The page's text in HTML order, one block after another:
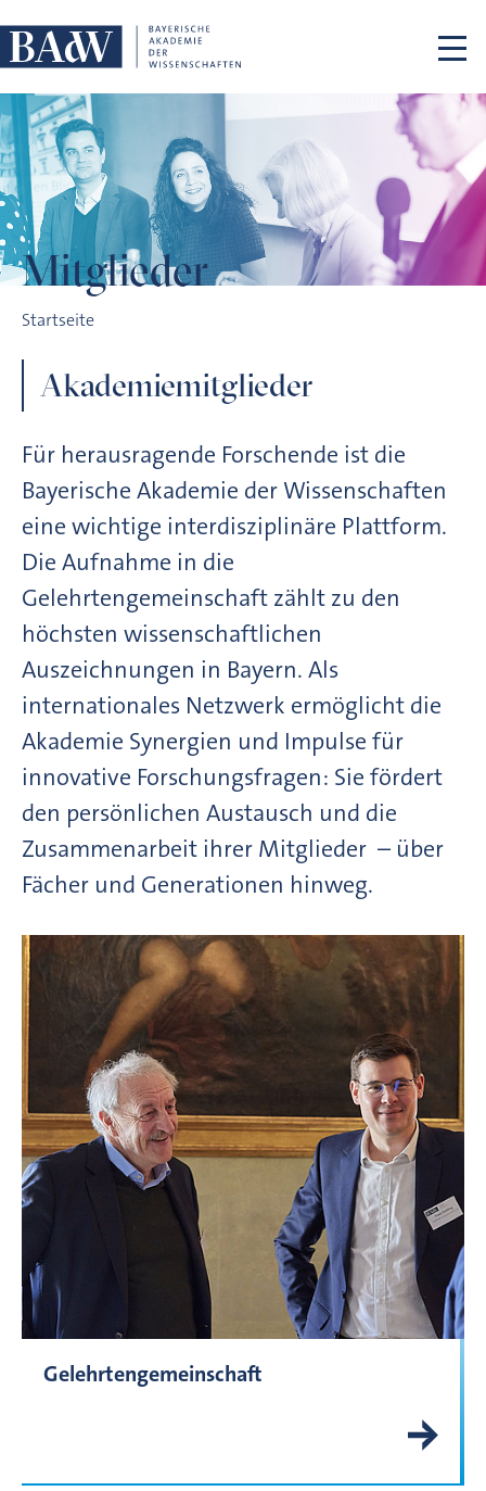
Mitglieder
Startseite
Akademiemitglieder
Für herausragende Forschende ist die
Bayerische Akademie der Wissenschaften
eine wichtige interdisziplinäre Plattform.
Die Aufnahme in die
Gelehrtengemeinschaft zählt zu den
höchsten wissenschaftlichen
Auszeichnungen in Bayern. Als
internationales Netzwerk ermöglicht die
Akademie Synergien und Impulse für
innovative Forschungsfragen: Sie fördert
den persönlichen Austausch und die
Zusammenarbeit ihrer Mitglieder – über
Fächer und Generationen hinweg.
Gelehrtengemeinschaft